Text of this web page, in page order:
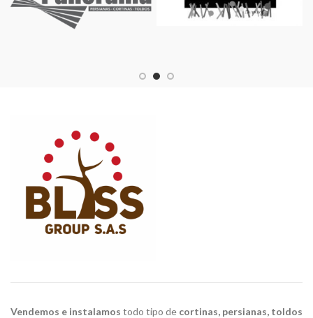
Vendemos e instalamos todo tipo de cortinas, persianas, toldos